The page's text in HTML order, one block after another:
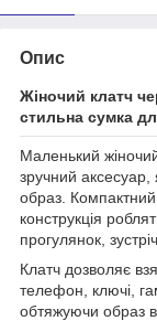
Опис
Жіночий клатч
стильна сумка
Маленький
зручний
образ. Компактний
конструкція
прогулянок,
Клатч дозволяє
телефон, ключі,
обтяжуючи образ